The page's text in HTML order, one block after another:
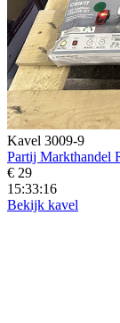
Kavel 3009-9
Partij Markthandel
€ 29
15:33:14
Bekijk kavel